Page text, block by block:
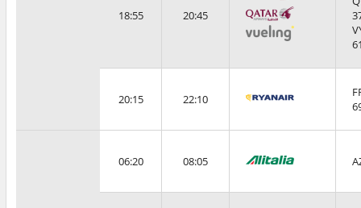
18:55 20:45
20:15 22:10
06:20 08:05